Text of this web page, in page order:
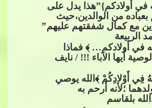
في أولادكم}”هذا يدل على
بعباده من الوالدين،حيث
مع كمال شفقتهم عليهم”
الربيعة
في أولادكم… ﴾ فماذا
أيها الآباء !!! / نايف
فِي أَوْلادِكُمْ ﴾الله يوصي
؛لأنه أرحم به
بلقاسم